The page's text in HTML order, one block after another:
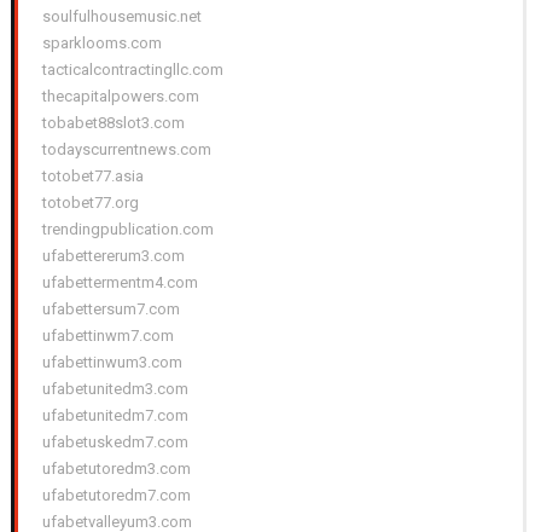
soulfulhousemusic.net
sparklooms.com
tacticalcontractingllc.com
thecapitalpowers.com
tobabet88slot3.com
todayscurrentnews.com
totobet77.asia
totobet77.org
trendingpublication.com
ufabettererum3.com
ufabettermentm4.com
ufabettersum7.com
ufabettinwm7.com
ufabettinwum3.com
ufabetunitedm3.com
ufabetunitedm7.com
ufabetuskedm7.com
ufabetutoredm3.com
ufabetutoredm7.com
ufabetvalleyum3.com